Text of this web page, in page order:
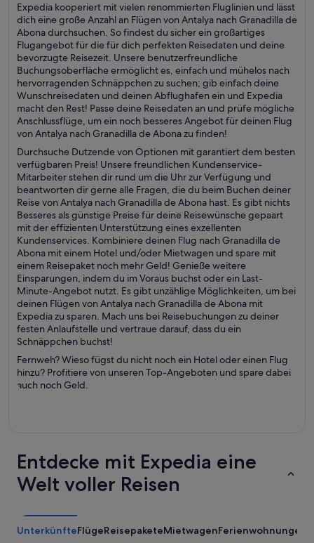
Expedia kooperiert mit vielen renommierten Fluglinien und lässt
dich eine große Anzahl an Flügen von Antalya nach Granadilla de
Abona durchsuchen. So findest du sicher ein großartiges
Flugangebot für die für dich perfekten Reisedaten und deine
bevorzugte Reisezeit. Unsere benutzerfreundliche
Buchungsoberfläche ermöglicht es, einfach und mühelos nach
hervorragenden Schnäppchen zu suchen; gib einfach deine
Wunschreisedaten und deinen Abflughafen ein und Expedia
macht den Rest! Passe deine Reisedaten an und prüfe mögliche
Anschlussflüge, um ein noch besseres Angebot für deinen Flug
von Antalya nach Granadilla de Abona zu finden!
Durchsuche Dutzende von Optionen mit garantiert dem besten
verfügbaren Preis! Unsere freundlichen Kundenservice-
Mitarbeiter stehen dir rund um die Uhr zur Verfügung und
beantworten dir gerne alle Fragen, die du beim Buchen deiner
Reise von Antalya nach Granadilla de Abona hast. Es gibt nichts
Besseres als günstige Preise für deine Reisewünsche gepaart
mit der effizienten Unterstützung eines exzellenten
Kundenservices. Kombiniere deinen Flug nach Granadilla de
Abona mit einem Hotel und/oder Mietwagen und spare mit
einem Reisepaket noch mehr Geld! Genieße weitere
Einsparungen, indem du im Voraus buchst oder ein Last-
Minute-Angebot nutzt. Es gibt unzählige Möglichkeiten, um bei
deinen Flügen von Antalya nach Granadilla de Abona mit
Expedia zu sparen. Mach uns bei Reisebuchungen zu deiner
festen Anlaufstelle und vertraue darauf, dass du ein
Schnäppchen buchst!
Fernweh? Wieso fügst du nicht noch ein Hotel oder einen Flug
hinzu? Profitiere von unseren Top-Angeboten und spare dabei
auch noch Geld.
Entdecke mit Expedia eine
Welt voller Reisen
UnterkünfteFlügeReisepaketeMietwagenFerienwohnungen